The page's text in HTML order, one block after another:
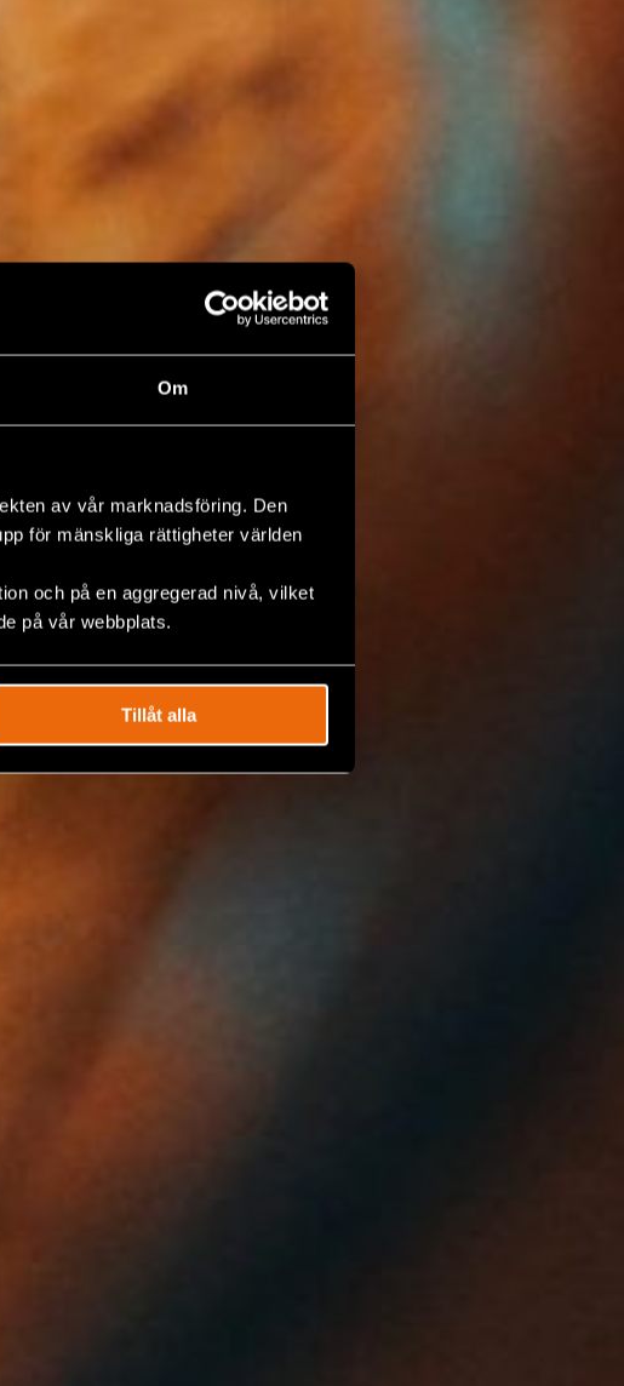
Om
av vår marknadsföring. Den
för mänskliga rättigheter världen
och på en aggregerad nivå, vilket
på vår webbplats.
Tillåt alla